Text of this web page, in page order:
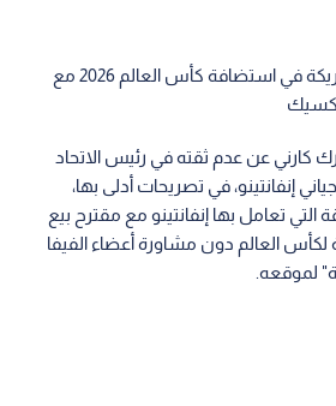
يذكر أن كندا كانت شريكة في استضافة كأس العالم 2026 مع
كارني عن عدم ثقته في رئيس الاتحاد
إنفانتينو، في تصريحات أدلى بها،
التي تعامل بها إنفانتينو مع مقترح بيع
العالم دون مشاورة أعضاء الفيفا
لموقعه.